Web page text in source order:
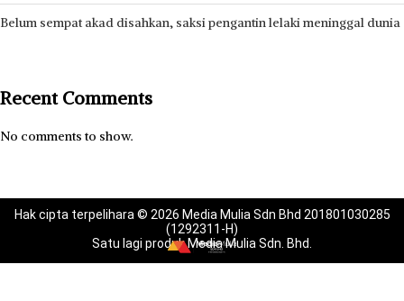
Belum sempat akad disahkan, saksi pengantin lelaki meninggal dunia
Recent Comments
No comments to show.
Hak cipta terpelihara © 2026 Media Mulia Sdn Bhd 201801030285
(1292311-H)
Satu lagi produk Media Mulia Sdn. Bhd.